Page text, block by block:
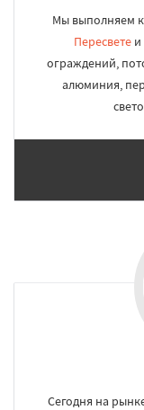
Мы выполняем
Пересвете
ограждений,
алюминия,
Сегодня на